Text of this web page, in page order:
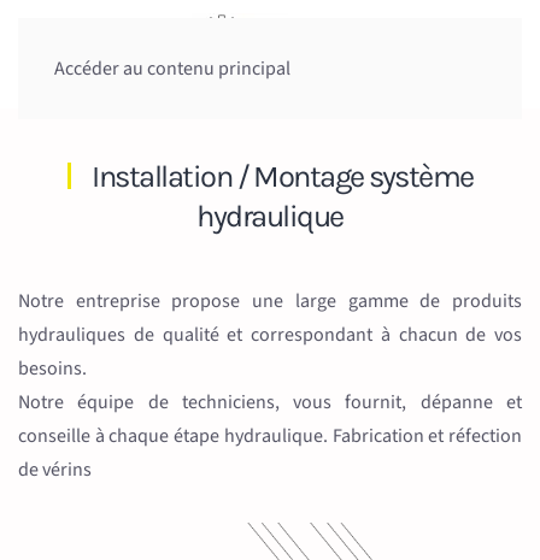
Accéder au contenu principal
Installation / Montage système
hydraulique
Notre entreprise propose une large gamme de produits
hydrauliques de qualité et correspondant à chacun de vos
besoins.
Notre équipe de techniciens, vous fournit, dépanne et
conseille à chaque étape hydraulique. Fabrication et réfection
de vérins